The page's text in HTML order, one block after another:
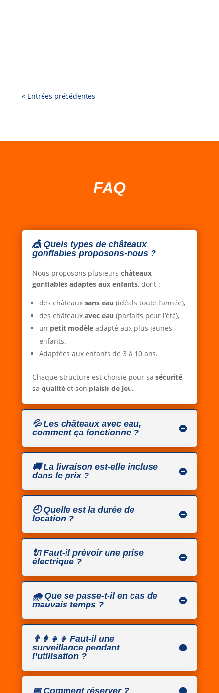
« Entrées précédentes
FAQ
🎪 Quels types de châteaux
gonflables proposons-nous ?
Nous proposons plusieurs châteaux
gonflables adaptés aux enfants, dont :
des châteaux sans eau (idéals toute l’année),
des châteaux avec eau (parfaits pour l’été),
un petit modèleadapté aux plus jeunes
enfants.
Adaptées aux enfants de 3 à 10 ans.
Chaque structure est choisie pour sa sécurité,
sa qualitéet son plaisir de jeu.
💦 Les châteaux avec eau,
comment ça fonctionne ?
🚚 La livraison est-elle incluse
dans le prix ?
🕘 Quelle est la durée de
location ?
🔌 Faut-il prévoir une prise
électrique ?
🌧️ Que se passe-t-il en cas de
mauvais temps ?
👨‍👩‍👧‍👦 Faut-il une
surveillance pendant
l’utilisation ?
📅 Comment réserver ?